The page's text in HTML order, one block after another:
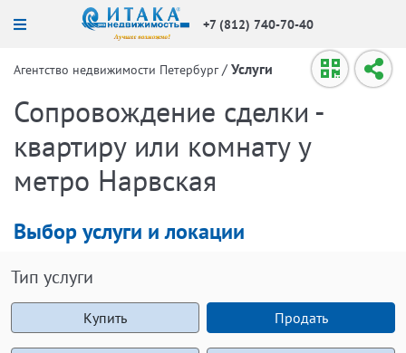
+7 (812) 740-70-40
Агентство недвижимости Петербург / Услуги
Сопровождение сделки -
квартиру или комнату у
метро Нарвская
Выбор услуги и локации
Тип услуги
Купить Продать